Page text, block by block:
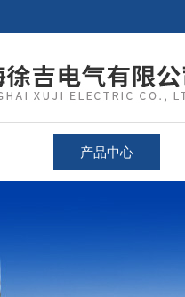
产品中心